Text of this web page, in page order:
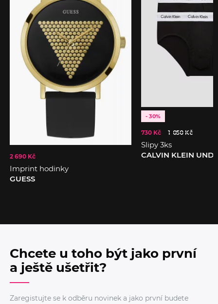
2 690 Kč
Imprint hodinky
GUESS
- 30%
730 Kč 1 050 Kč
Slipy 3ks
CALVIN KLEIN
Chcete u toho být jako první
a ještě ušetřit?
Zaregistujte se k odběru novinek a jako první budete